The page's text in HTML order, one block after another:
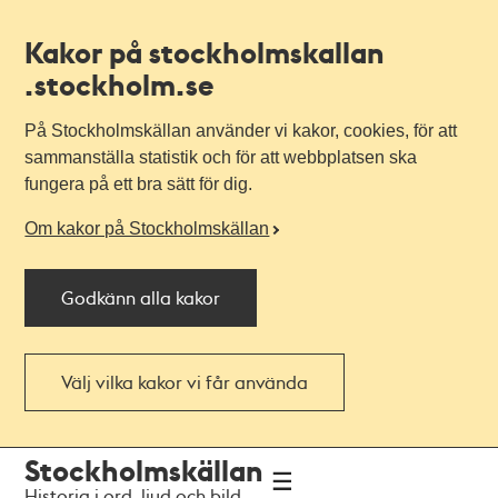
Kakor på stockholmskallan
.stockholm.se
På Stockholmskällan använder vi kakor, cookies, för att
sammanställa statistik och för att webbplatsen ska
fungera på ett bra sätt för dig.
Om kakor på Stockholmskällan
Godkänn alla kakor
Välj vilka kakor vi får använda
navigationen
huvudinnehållet
Stockholmskällan